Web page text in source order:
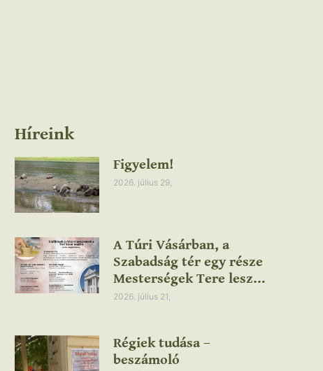
Híreink
Figyelem!
2026. július 29,
A Túri Vásárban, a
Szabadság tér egy része
Mesterségek Tere lesz…
2026. július 21,
Régiek tudása –
beszámoló